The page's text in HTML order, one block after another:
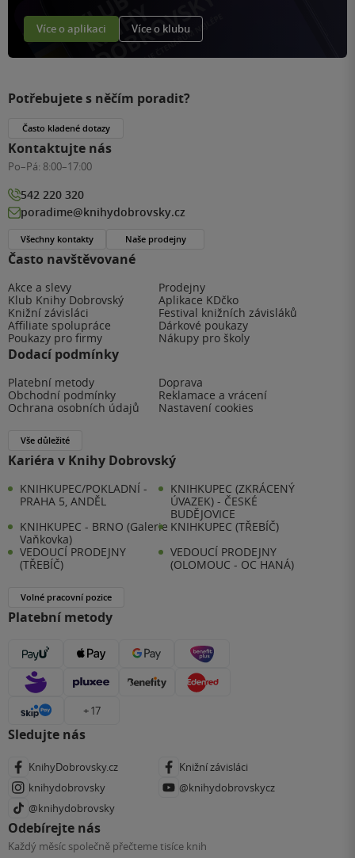
Více o aplikaci Více o klubu
Často navštěvované
Akce a slevy
Prodejny
Klub Knihy Dobrovský
Aplikace KDčko
Knižní závisláci
Festival knižních závisláků
Affiliate spolupráce
Dárkové poukazy
Poukazy pro firmy
Nákupy pro školy
Dodací podmínky
Platební metody
Doprava
Obchodní podmínky
Reklamace a vrácení
Ochrana osobních údajů
Nastavení cookies
Vše důležité
Kariéra v Knihy Dobrovský
KNIHKUPEC/POKLADNÍ -
PRAHA 5, ANDĚL
KNIHKUPEC (ZKRÁCENÝ
ÚVAZEK) - ČESKÉ
BUDĚJOVICE
KNIHKUPEC - BRNO (Galerie
Vaňkovka)
KNIHKUPEC (TŘEBÍČ)
VEDOUCÍ PRODEJNY
(TŘEBÍČ)
VEDOUCÍ PRODEJNY
(OLOMOUC - OC HANÁ)
Volné pracovní pozice
Platební metody
+ 17
Sledujte nás
KnihyDobrovsky.cz
Knižní závisláci
knihydobrovsky
@knihydobrovskycz
@knihydobrovsky
Odebírejte nás
Každý měsíc společně přečteme tisíce knih
Potřebujete s něčím poradit?
Často kladené dotazy
Kontaktujte nás
Po–Pá: 8:00–17:00
542 220 320
poradime@knihydobrovsky.cz
Všechny kontakty Naše prodejny